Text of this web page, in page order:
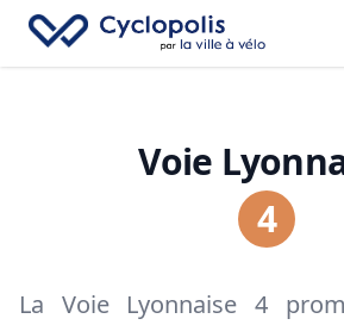
→
Cyclopolis
Voie
4
La Voie Lyonnaise 4